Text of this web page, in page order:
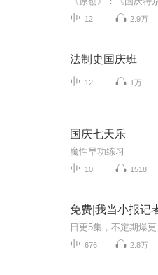
12 2.9万
法制史国庆班
12 1万
国庆七天乐
魔性早功练习
10 1518
676 2.8万